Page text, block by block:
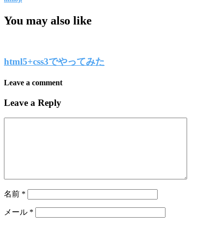
You may also like
html5+css3でやってみた
Leave a comment
Leave a Reply
名前 *
メール *